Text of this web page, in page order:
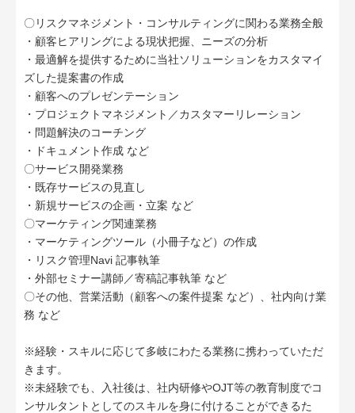
〇リスクマネジメント・コンサルティングに関わる業務全般
・顧客ヒアリングによる現状把握、ニーズの分析
・最適解を提供するために当社ソリューションをカスタマイ
ズした提案書の作成
・顧客へのプレゼンテーション
・プロジェクトマネジメント／カスタマーリレーション
・問題解決のコーチング
・ドキュメント作成 など
〇サービス開発業務
・既存サービスの見直し
・新規サービスの企画・立案 など
〇マーケティング関連業務
・マーケティングツール（小冊子など）の作成
・リスク管理Navi 記事執筆
・外部セミナー講師／寄稿記事執筆 など
〇その他、営業活動（顧客への案件提案 など）、社内向け業
務 など
※経験・スキルに応じて多岐にわたる業務に携わっていただ
きます。
※未経験でも、入社後は、社内研修やOJT等の教育制度でコ
ンサルタントとしてのスキルを身に付けることができるた